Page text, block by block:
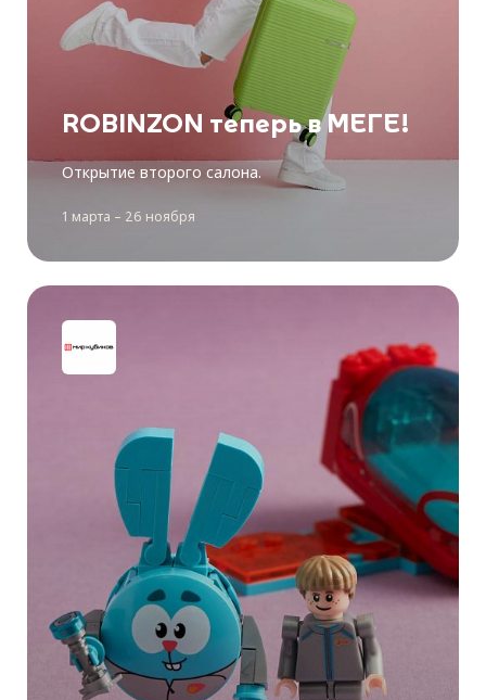
ROBINZON теперь в МЕГЕ!
Открытие второго салона.
1 марта – 26 ноября